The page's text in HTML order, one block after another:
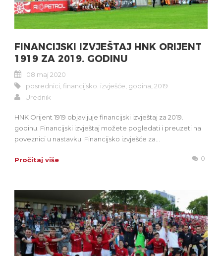
FINANCIJSKI IZVJEŠTAJ HNK ORIJENT
1919 ZA 2019. GODINU
08 maj 2020
posrednici financijsko. izvješće godina 2019
Urednik
HNK Orijent 1919 objavljuje financijski izvještaj za 2019.
godinu. Financijski izvještaj možete pogledati i preuzeti na
poveznici u nastavku: Financijsko izvješće za...
Pročitaj više 0